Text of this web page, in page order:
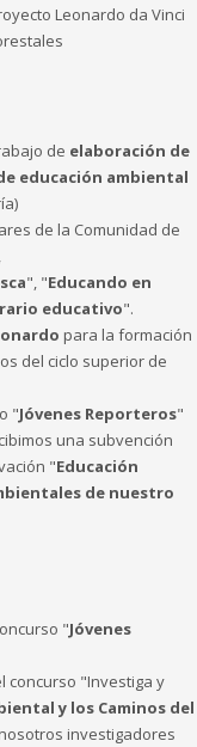
Leonardo da Vinci
de elaboración de
educación ambiental
de la Comunidad de
", "Educando en
educativo".
para la formación
del ciclo superior de
"Jóvenes Reporteros"
una subvención
"Educación
de nuestro
"Jóvenes
concurso "Investiga y
y los Caminos del
investigadores